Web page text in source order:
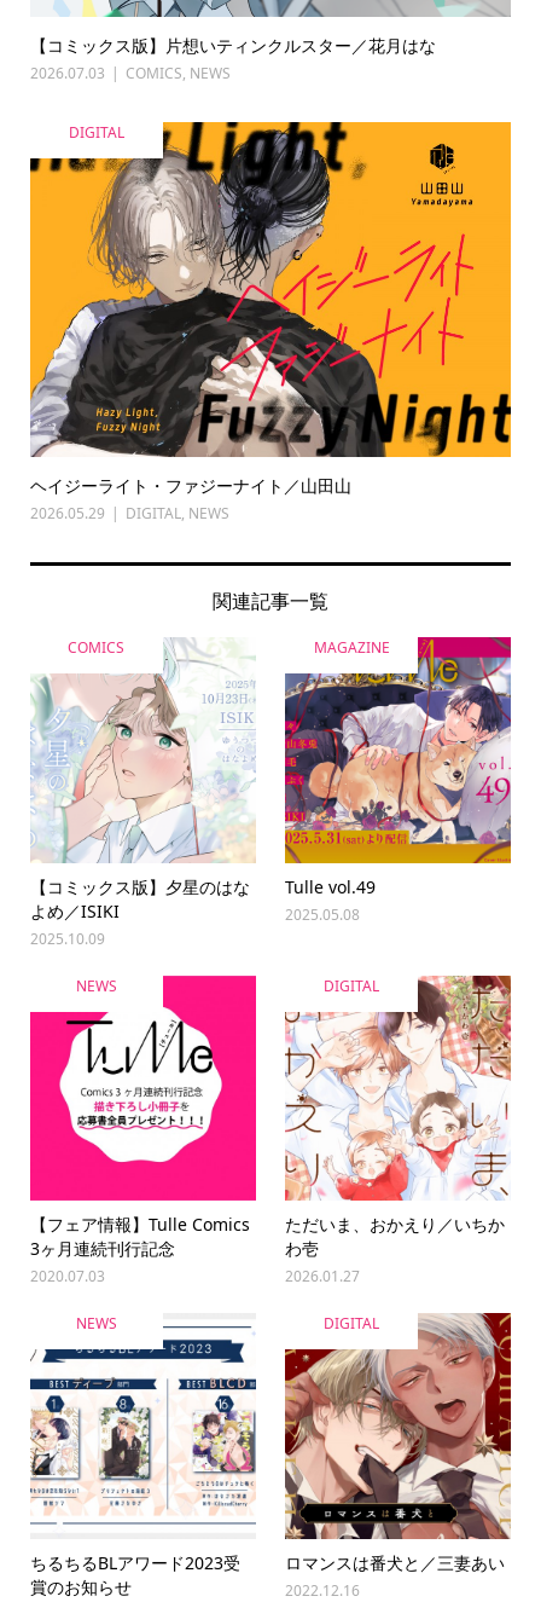
【コミックス版】片想いティンクルスター／花月はな
2026.07.03 COMICS, NEWS
DIGITAL
ヘイジーライト・ファジーナイト／山田山
2026.05.29 DIGITAL, NEWS
関連記事一覧
COMICS
【コミックス版】夕星のはな
よめ／ISIKI
2025.10.09
MAGAZINE
Tulle vol.49
2025.05.08
NEWS
【フェア情報】Tulle Comics
3ヶ月連続刊行記念
2020.07.03
DIGITAL
ただいま、おかえり／いちか
わ壱
2026.01.27
NEWS
ちるちるBLアワード2023受
賞のお知らせ
DIGITAL
ロマンスは番犬と／三妻あい
2022.12.16